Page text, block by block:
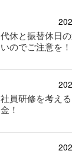
代休と振替休日
いのでご注意を！
社員研修を考え
金！